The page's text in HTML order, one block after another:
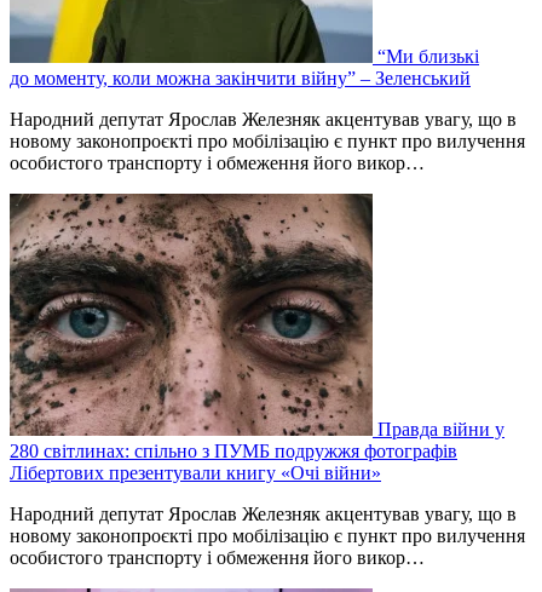
“Ми близькі
до моменту, коли можна закінчити війну” – Зеленський
Народний депутат Ярослав Железняк акцентував увагу, що в
новому законопроєкті про мобілізацію є пункт про вилучення
особистого транспорту і обмеження його викор…
Правда війни у
280 світлинах: спільно з ПУМБ подружжя фотографів
Лібертових презентували книгу «Очі війни»
Народний депутат Ярослав Железняк акцентував увагу, що в
новому законопроєкті про мобілізацію є пункт про вилучення
особистого транспорту і обмеження його викор…